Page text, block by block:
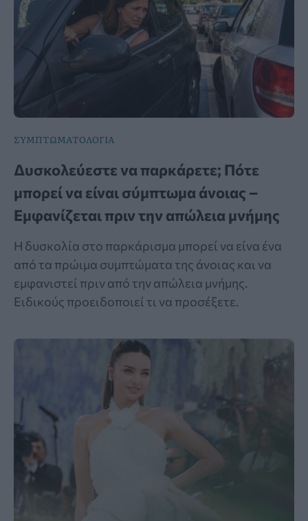
ΣΥΜΠΤΩΜΑΤΟΛΟΓΙΑ
Δυσκολεύεστε να παρκάρετε; Πότε
μπορεί να είναι σύμπτωμα άνοιας –
Εμφανίζεται πριν την απώλεια μνήμης
Η δυσκολία στο παρκάρισμα μπορεί να είνα ένα
από τα πρώιμα συμπτώματα της άνοιας και να
εμφανιστεί πριν από την απώλεια μνήμης.
Ειδικούς προειδοποιεί τι να προσέξετε.